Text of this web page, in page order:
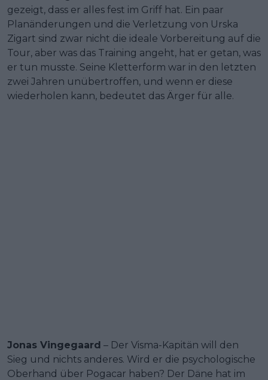
gezeigt, dass er alles fest im Griff hat. Ein paar
Planänderungen und die Verletzung von Urska
Zigart sind zwar nicht die ideale Vorbereitung auf die
Tour, aber was das Training angeht, hat er getan, was
er tun musste. Seine Kletterform war in den letzten
zwei Jahren unübertroffen, und wenn er diese
wiederholen kann, bedeutet das Ärger für alle.
Jonas Vingegaard – Der Visma-Kapitän will den
Sieg und nichts anderes. Wird er die psychologische
Oberhand über Pogacar haben? Der Däne hat im